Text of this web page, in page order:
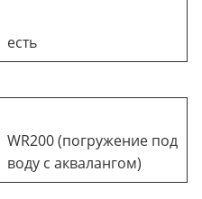
есть
WR200 (погружение под
воду с аквалангом)